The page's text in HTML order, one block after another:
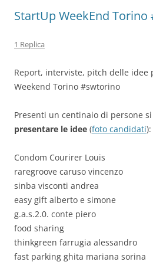
StartUp WeekEnd
1 Replica
Report, interviste, pitch delle idee
Weekend Torino #swtorino
Presenti un centinaio di persone
presentare le idee (foto candidati):
Condom Courirer Louis
raregroove caruso vincenzo
sinba visconti andrea
easy gift alberto e simone
g.a.s.2.0. conte piero
food sharing
thinkgreen farrugia alessandro
fast parking ghita mariana sorina